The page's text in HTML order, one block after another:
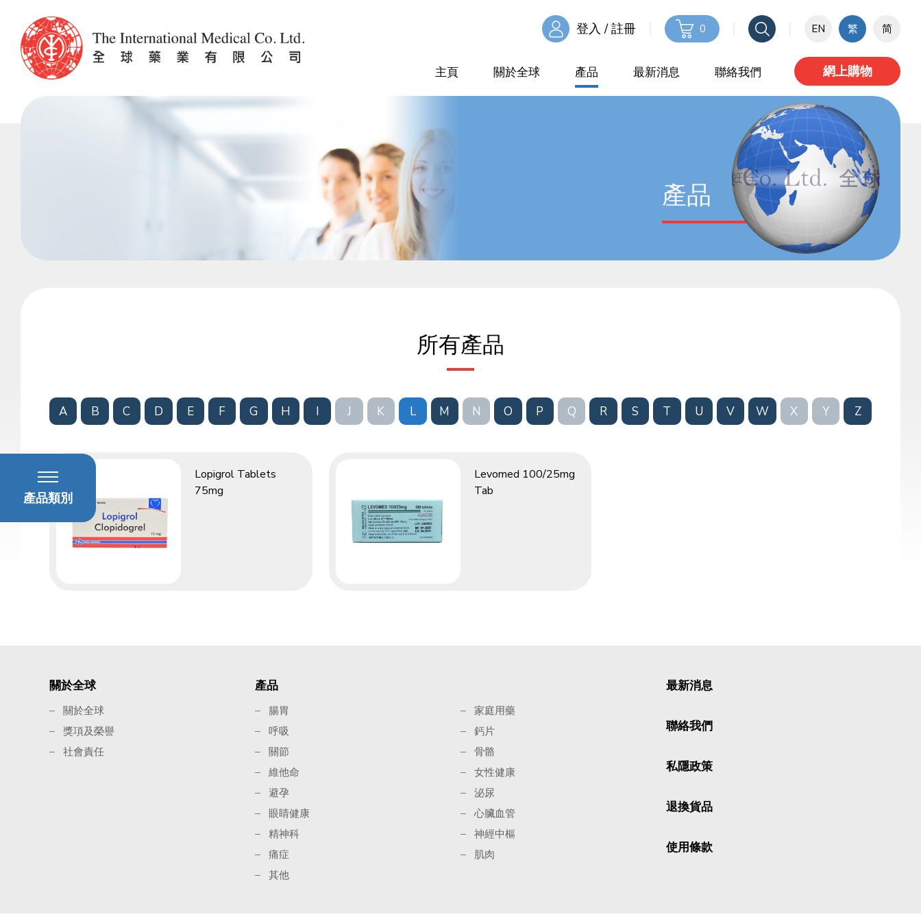
登入 / 註冊 0 EN 繁 简
主頁 關於全球 產品 最新消息 聯絡我們 網上購物
產品
所有產品
A B C D E F G H I J K L M N O P Q R S T U V W X Y Z
Lopigrol Tablets
75mg
Levomed 100/25mg
Tab
產品類別
關於全球
關於全球
獎項及榮譽
社會責任
產品
腸胃
家庭用藥
呼吸
鈣片
關節
骨骼
維他命
女性健康
避孕
泌尿
眼睛健康
心臟血管
精神科
神經中樞
痛症
肌肉
其他
最新消息
聯絡我們
私隱政策
退換貨品
使用條款